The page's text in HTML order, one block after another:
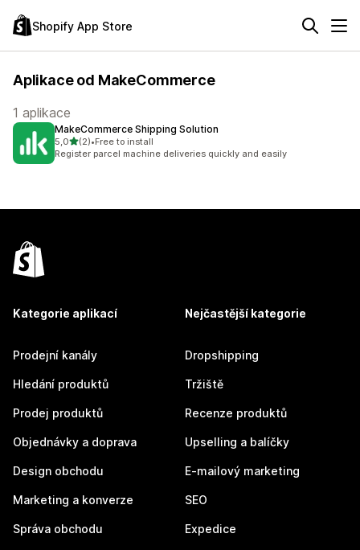
Shopify App Store
Aplikace od MakeCommerce
1 aplikace
MakeCommerce Shipping Solution
5,0z 5 hvězd
(2)
Celkový počet recenzí: 2
•Free to install
Register parcel machine deliveries quickly and easily
Kategorie aplikací
Prodejní kanály
Hledání produktů
Prodej produktů
Objednávky a doprava
Design obchodu
Marketing a konverze
Správa obchodu
Nejčastější kategorie
Dropshipping
Tržiště
Recenze produktů
Upselling a balíčky
E-mailový marketing
SEO
Expedice